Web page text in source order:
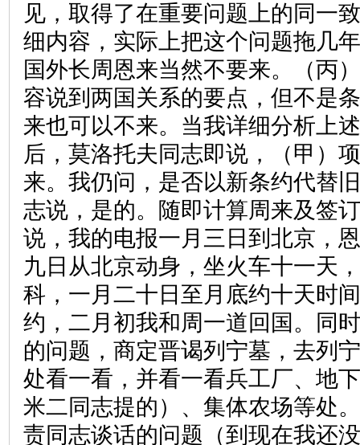
见，取得了在重要问题上的同一
细内容，实际上把这个问题拖几
国外长周恩来当然不要来。（丙
容说到两国关系的要点，但不是
来也可以不来。当我详细分析上
后，莫洛托夫同志即说，（甲）
来。我仍问，是否以新条约代替
志说，是的。随即计算周来及签
说，我的电报一月三日到北京，
九日从北京动身，坐火车十一天
科，一月二十日至月底约十天时
约，二月初我和周一道回国。同
的问题，商定晋谒列宁墓，去列
处看一看，并看一看兵工厂、地
米二同志提的）、集体农场等处
责同志谈话的问题（到现在我还